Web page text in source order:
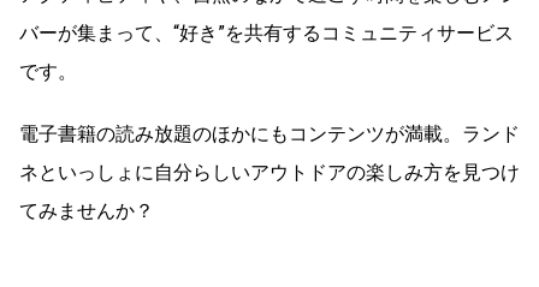
バーが集まって、“好き”を共有するコミュニティサービス
です。
電子書籍の読み放題のほかにもコンテンツが満載。ランド
ネといっしょに自分らしいアウトドアの楽しみ方を見つけ
てみませんか？